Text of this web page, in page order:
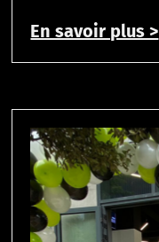
En savoir plus >